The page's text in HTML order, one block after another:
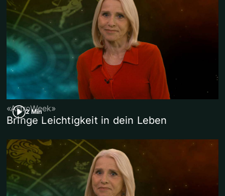
2 Min
«AstroWeek»
Bringe Leichtigkeit in dein Leben